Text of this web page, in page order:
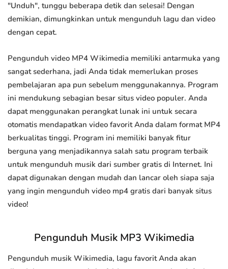
"Unduh", tunggu beberapa detik dan selesai! Dengan
demikian, dimungkinkan untuk mengunduh lagu dan video
dengan cepat.
Pengunduh video MP4 Wikimedia memiliki antarmuka yang
sangat sederhana, jadi Anda tidak memerlukan proses
pembelajaran apa pun sebelum menggunakannya. Program
ini mendukung sebagian besar situs video populer. Anda
dapat menggunakan perangkat lunak ini untuk secara
otomatis mendapatkan video favorit Anda dalam format MP4
berkualitas tinggi. Program ini memiliki banyak fitur
berguna yang menjadikannya salah satu program terbaik
untuk mengunduh musik dari sumber gratis di Internet. Ini
dapat digunakan dengan mudah dan lancar oleh siapa saja
yang ingin mengunduh video mp4 gratis dari banyak situs
video!
Pengunduh Musik MP3 Wikimedia
Pengunduh musik Wikimedia, lagu favorit Anda akan